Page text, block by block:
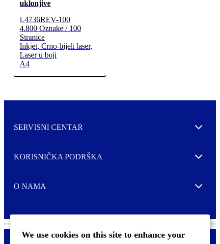
We use cookies on this site to enhance your
uklonjive
L4736REV-100
4.800 Oznake / 100
Stranice
Inkjet, Crno-bijeli laser,
Laser u boji
A4
SERVISNI CENTAR Expand
KORISNIČKA PODRŠKA Expand
O NAMA Expand